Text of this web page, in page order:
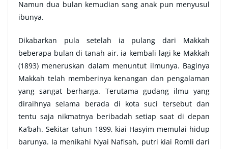
Namun dua bulan kemudian sang anak pun menyusul
ibunya.
Dikabarkan pula setelah ia pulang dari Makkah
beberapa bulan di tanah air, ia kembali lagi ke Makkah
(1893) meneruskan dalam menuntut ilmunya. Baginya
Makkah telah memberinya kenangan dan pengalaman
yang sangat berharga. Terutama gudang ilmu yang
diraihnya selama berada di kota suci tersebut dan
tentu saja nikmatnya beribadah setiap saat di depan
Ka’bah. Sekitar tahun 1899, kiai Hasyim memulai hidup
barunya. Ia menikahi Nyai Nafisah, putri kiai Romli dari